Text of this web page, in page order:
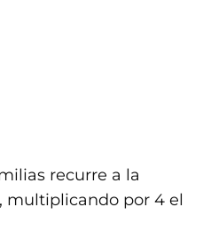
recurre a la
multiplicando por 4 el